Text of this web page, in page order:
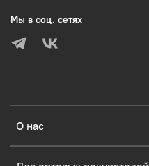
О нас
Мы в соц. сетях